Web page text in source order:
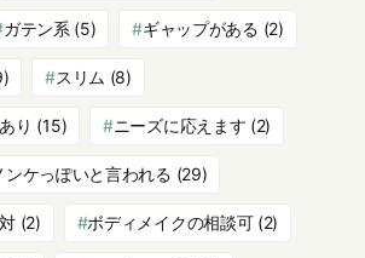
ガテン系 (5) ギャップがある (2)
スリム (8)
り (15) ニーズに応えます (2)
ンケっぽいと言われる (29)
(2) ボディメイクの相談可(2)